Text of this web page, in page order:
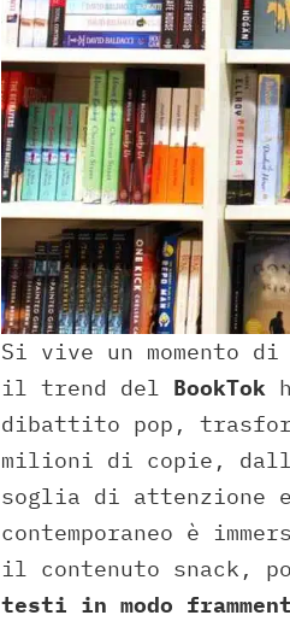
Si vive un momento
il trend del BookTok
dibattito pop,
milioni di copie,
soglia di attenzione e
contemporaneo è
il contenuto snack,
testi in modo